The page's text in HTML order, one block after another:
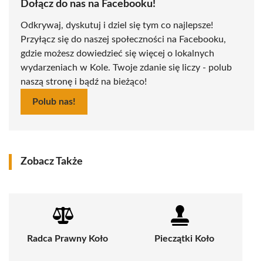
Dołącz do nas na Facebooku!
Odkrywaj, dyskutuj i dziel się tym co najlepsze!
Przyłącz się do naszej społeczności na Facebooku,
gdzie możesz dowiedzieć się więcej o lokalnych
wydarzeniach w Kole. Twoje zdanie się liczy - polub
naszą stronę i bądź na bieżąco!
Polub nas!
Zobacz Także
Radca Prawny Koło Pieczątki Koło